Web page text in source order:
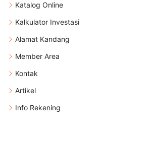
Katalog Online
Kalkulator Investasi
Alamat Kandang
Member Area
Kontak
Artikel
Info Rekening